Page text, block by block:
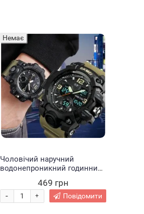
Немає
Чоловічий наручний
водонепроникний годинник
469 грн
+
- Повідомити